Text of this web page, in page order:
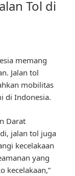
Tol di
memang
Jalan tol
mobilitas
di Indonesia.
Darat
jalan tol juga
kecelakaan
yang
kecelakaan,”